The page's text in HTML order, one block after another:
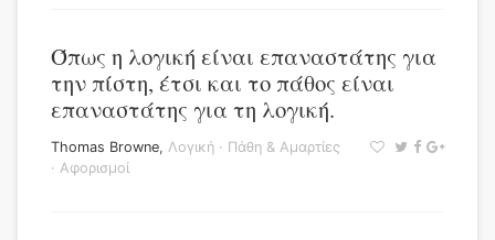
Όπως η λογική είναι επαναστάτης για
την πίστη, έτσι και το πάθος είναι
επαναστάτης για τη λογική.
Thomas Browne, Λογική · Πάθη & Αμαρτίες
· Αφορισμοί